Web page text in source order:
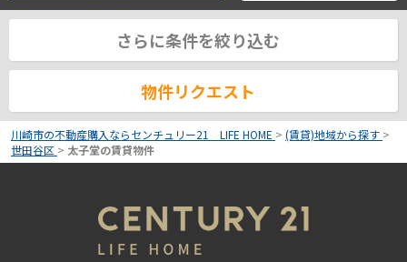
さらに条件を絞り込む
物件リクエスト
川崎市の不動産購入ならセンチュリー21 LIFE HOME > (賃貸)地域から探す >
世田谷区 > 太子堂の賃貸物件